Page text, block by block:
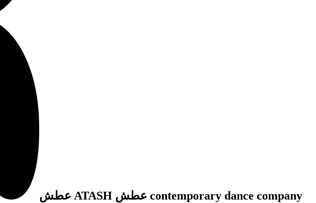
عطش ATASH عطش contemporary dance company